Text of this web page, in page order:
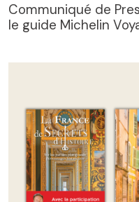
Communiqué de
le guide Michelin